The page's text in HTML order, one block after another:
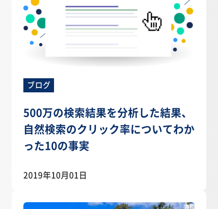
ブログ
500万の検索結果を分析した結果、
自然検索のクリック率についてわか
った10の事実
2019年10月01日